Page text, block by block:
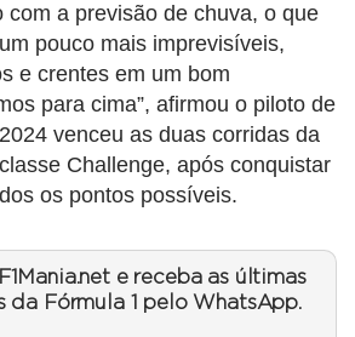
com a previsão de chuva, o que
pouco mais imprevisíveis,
e crentes em um bom
para cima”, afirmou o piloto de
venceu as duas corridas da
Challenge, após conquistar
os pontos possíveis.
e receba as últimas
da Fórmula 1 pelo WhatsApp.